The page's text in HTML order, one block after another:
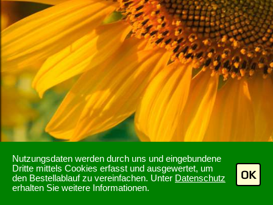
Nutzungsdaten werden durch uns und eingebundene
Dritte mittels Cookies erfasst und ausgewertet, um
den Bestellablauf zu vereinfachen. Unter Datenschutz
erhalten Sie weitere Informationen.
OK